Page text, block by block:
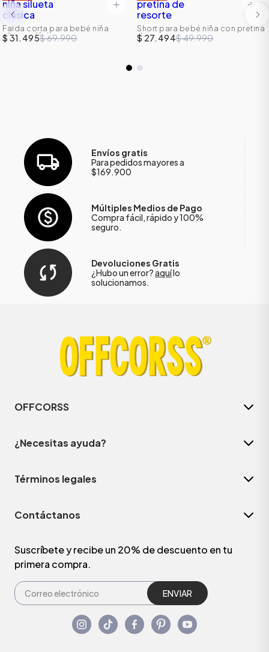
Falda corta para bebé niña
silueta clásica
$ 31.495$ 69.990
Short para bebé niña con pretina
de resorte
$ 27.494$ 49.990
Envíos gratis
Para pedidos mayores a
$169.900
Múltiples Medios de Pago
Compra fácil, rápido y 100%
seguro.
Devoluciones Gratis
¿Hubo un error?aquílo
solucionamos.
OFFCORSS
¿Necesitas ayuda?
Términos legales
Contáctanos
Suscríbete y recibe un 20% de descuento en tu
primera compra.
ENVIAR